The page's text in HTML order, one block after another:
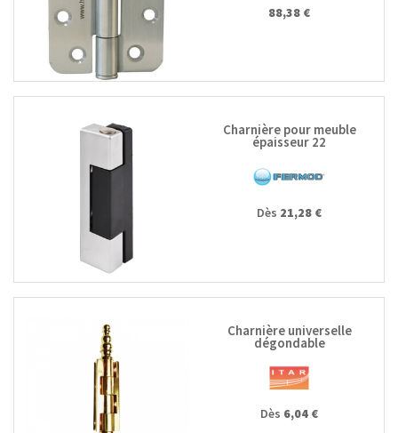
88,38 €
Charnière pour meuble
épaisseur 22
Dès 21,28 €
Charnière universelle
dégondable
Dès 6,04 €